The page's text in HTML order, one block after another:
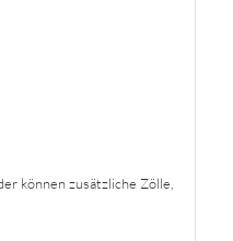
können zusätzliche Zölle,